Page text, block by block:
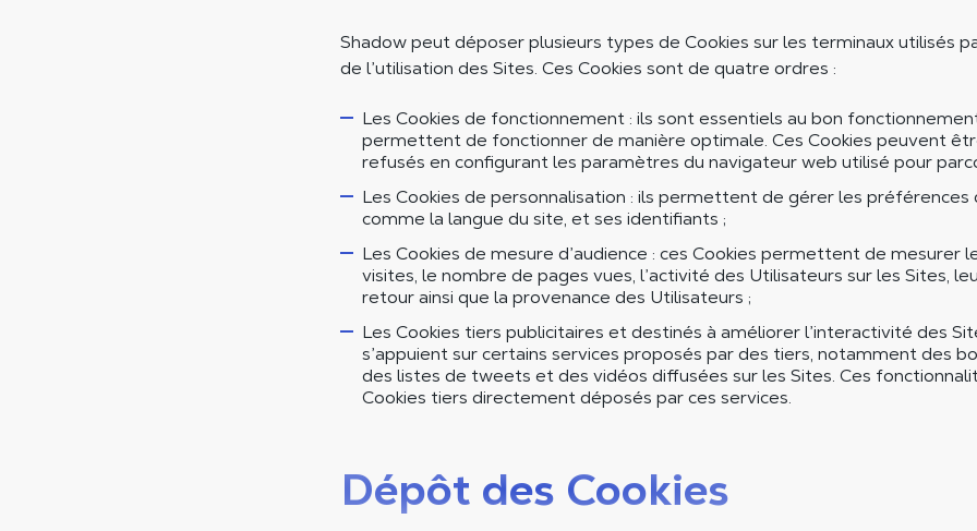
Shadow peut déposer plusieurs types de Cookies sur les terminaux utilisés
de l’utilisation des Sites. Ces Cookies sont de quatre ordres :
Les Cookies de fonctionnement : ils sont essentiels au bon
permettent de fonctionner de manière optimale. Ces Cookies peuvent
refusés en configurant les paramètres du navigateur web utilisé pour
Les Cookies de personnalisation : ils permettent de gérer les préférences
comme la langue du site, et ses identifiants ;
Les Cookies de mesure d’audience : ces Cookies permettent de mesurer
visites, le nombre de pages vues, l’activité des Utilisateurs sur les Sites,
retour ainsi que la provenance des Utilisateurs ;
Les Cookies tiers publicitaires et destinés à améliorer l’interactivité des
s’appuient sur certains services proposés par des tiers, notamment des
des listes de tweets et des vidéos diffusées sur les Sites. Ces
Cookies tiers directement déposés par ces services.
Dépôt des Cookies